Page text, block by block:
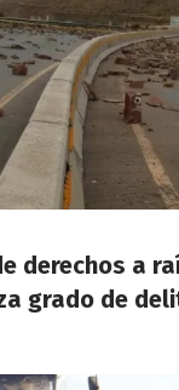
derechos a
grado de